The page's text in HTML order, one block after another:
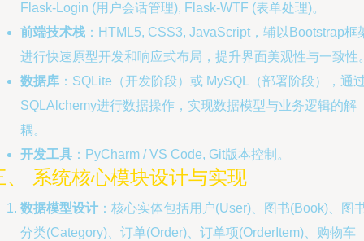
Flask-Login (用户会话管理), Flask-WTF (表单处理)。
前端技术栈 ：HTML5, CSS3, JavaScript，辅以Bootstrap框
进行快速原型开发和响应式布局，提升界面美观性与一致性
数据库 ：SQLite（开发阶段）或 MySQL（部署阶段），通
SQLAlchemy进行数据操作，实现数据模型与业务逻辑的解
耦。
开发工具 ：PyCharm / VS Code, Git版本控制。
、 系统核心模块设计与实现
数据模型设计 ：核心实体包括用户(User)、图书(Book)、图
分类(Category)、订单(Order)、订单项(OrderItem)、购物车